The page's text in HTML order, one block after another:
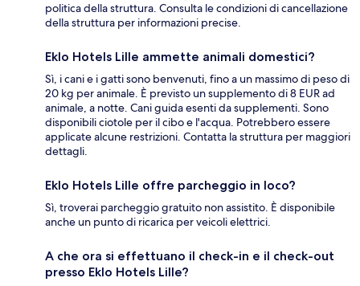
politica della struttura. Consulta le condizioni di cancellazione
della struttura per informazioni precise.
Eklo Hotels Lille ammette animali domestici?
Sì, i cani e i gatti sono benvenuti, fino a un massimo di peso di
20 kg per animale. È previsto un supplemento di 8 EUR ad
animale, a notte. Cani guida esenti da supplementi. Sono
disponibili ciotole per il cibo e l'acqua. Potrebbero essere
applicate alcune restrizioni. Contatta la struttura per maggiori
dettagli.
Eklo Hotels Lille offre parcheggio in loco?
Sì, troverai parcheggio gratuito non assistito. È disponibile
anche un punto di ricarica per veicoli elettrici.
A che ora si effettuano il check-in e il check-out
presso Eklo Hotels Lille?